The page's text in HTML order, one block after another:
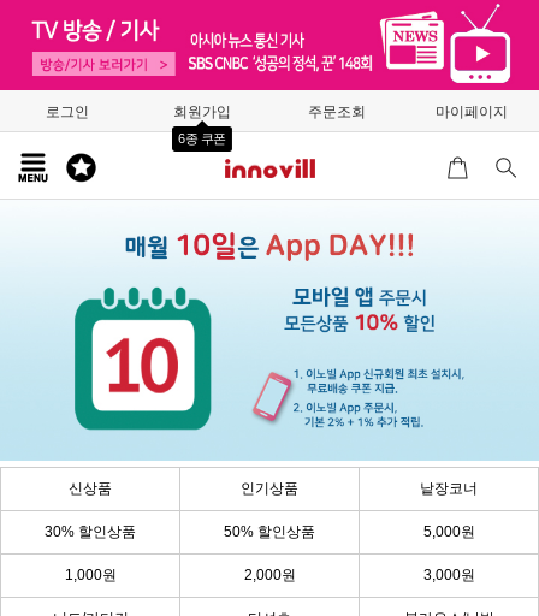
로그인 회원가입
6종 쿠폰
주문조회 마이페이지
신상품 인기상품 낱장코너
30% 할인상품 50% 할인상품 5,000원
1,000원 2,000원 3,000원